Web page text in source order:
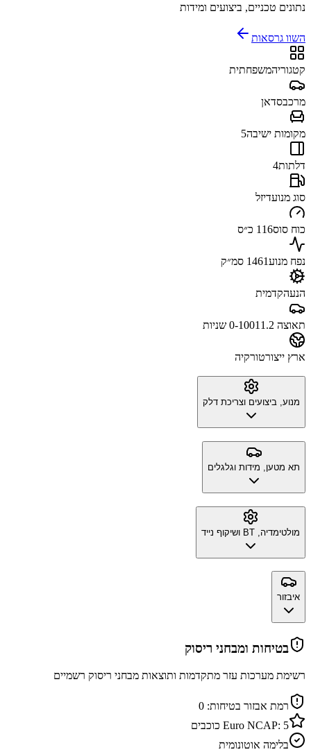
נתונים טכניים, ביצועים ומידות
השוו גרסאות
קטגוריהמשפחתית
מרכבסדאן
מקומות ישיבה5
דלתות4
סוג מנועדיזל
כוח סוס116 כ״ס
נפח מנוע1461 סמ״ק
הנעהקדמית
תאוצה 0-100 11.2 שניות
ארץ ייצורטורקיה
מנוע, ביצועים וצריכת דלק
תא מטען, מידות וגלגלים
מולטימדיה, BT ושיקוף נייד
איבזור
בטיחות ומבחני ריסוק
רשימת מערכות עזר מתקדמות ותוצאות מבחני ריסוק רשמיים
רמת אבזור בטיחות: 0
Euro NCAP: 5
כוכבים
בלימה אוטונומית